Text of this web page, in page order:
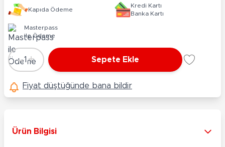
Kapıda Ödeme
Kredi Kartı
Banka Kartı
Masterpass
ile Ödeme
Adet
-1 + Sepete Ekle
Fiyat düştüğünde bana bildir
Ürün Bilgisi